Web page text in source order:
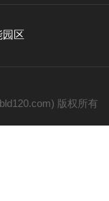
区
版权所有